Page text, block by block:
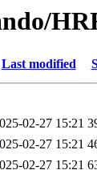
Last modified
02-27 15:21
02-27 15:21
02-27 15:21